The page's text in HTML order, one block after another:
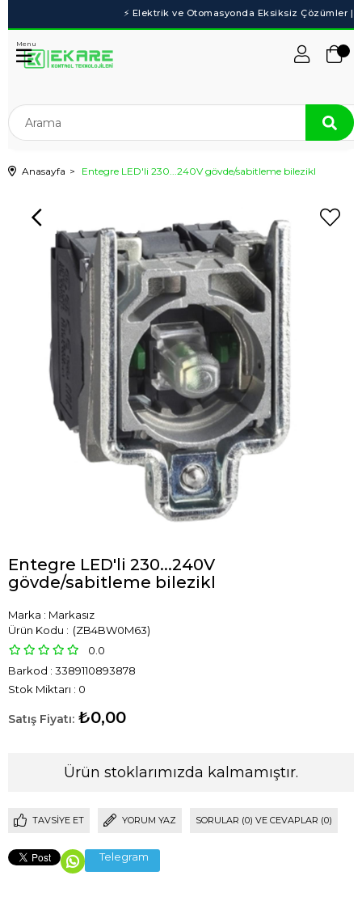
Menu
Anasayfa Entegre LED'li 230...240V gövde/sabitleme bilezikl
Entegre LED'li 230...240V
gövde/sabitleme bilezikl
Marka : Markasız
(ZB4BW0M63)
0.0
Barkod : 3389110893878
Stok Miktarı : 0
₺0,00
Ürün stoklarımızda kalmamıştır.
TAVSIYE ET YORUM YAZ SORULAR (0) VE CEVAPLAR (0)
Telegram